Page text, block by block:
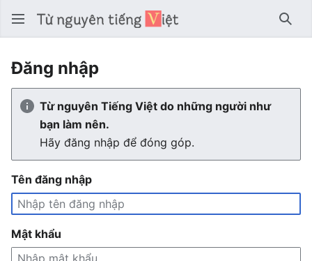
Tìm
Đăng nhập
Từ nguyên Tiếng Việt do những người như
bạn làm nên.
Hãy đăng nhập để đóng góp.
Tên đăng nhập
Mật khẩu